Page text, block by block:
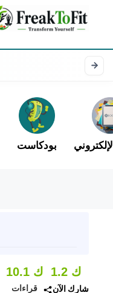
بودكاست
10.1 ك
قراءات
1.2 ك
شارك الآن